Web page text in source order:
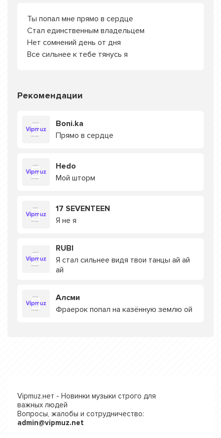
Ты попал мне прямо в сердце
Стал единственным владельцем
Нет сомнений день от дня
Все сильнее к тебе тянусь я
Рекомендации
Boni.ka
Прямо в сердце
Hedo
Мой шторм
17 SEVENTEEN
Я не я
RUBI
Я стал сильнее видя твои танцы ай ай
ай
Алсми
Фраерок попал на казённую землю ой
Vipmuz.нет - Новинки музыки строго для
важных людей
Вопросы, жалобы и сотрудничество:
admin@vipmuz.net